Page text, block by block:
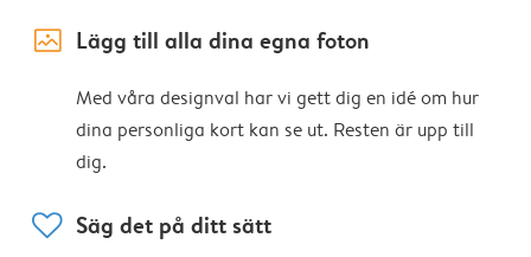
image_placeholder Lägg till alla dina egna foton
Med våra designval har vi gett dig en idé om hur
dina personliga kort kan se ut. Resten är upp till
dig.
heart Säg det på ditt sätt